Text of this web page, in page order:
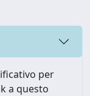
per
a questo